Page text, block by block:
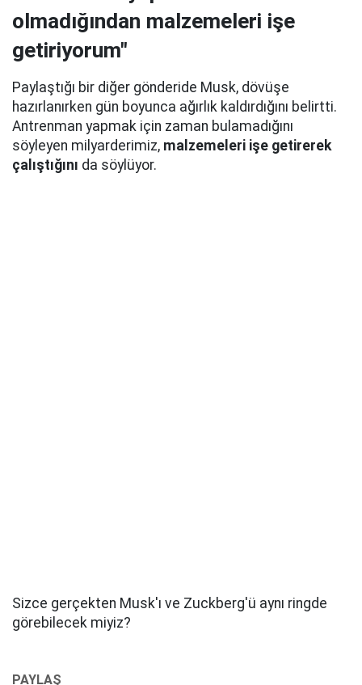
olmadığından malzemeleri işe
getiriyorum"
Paylaştığı bir diğer gönderide Musk, dövüşe
hazırlanırken gün boyunca ağırlık kaldırdığını belirtti.
Antrenman yapmak için zaman bulamadığını
söyleyen milyarderimiz, malzemeleri işe getirerek
çalıştığını da söylüyor.
Sizce gerçekten Musk'ı ve Zuckberg'ü aynı ringde
görebilecek miyiz?